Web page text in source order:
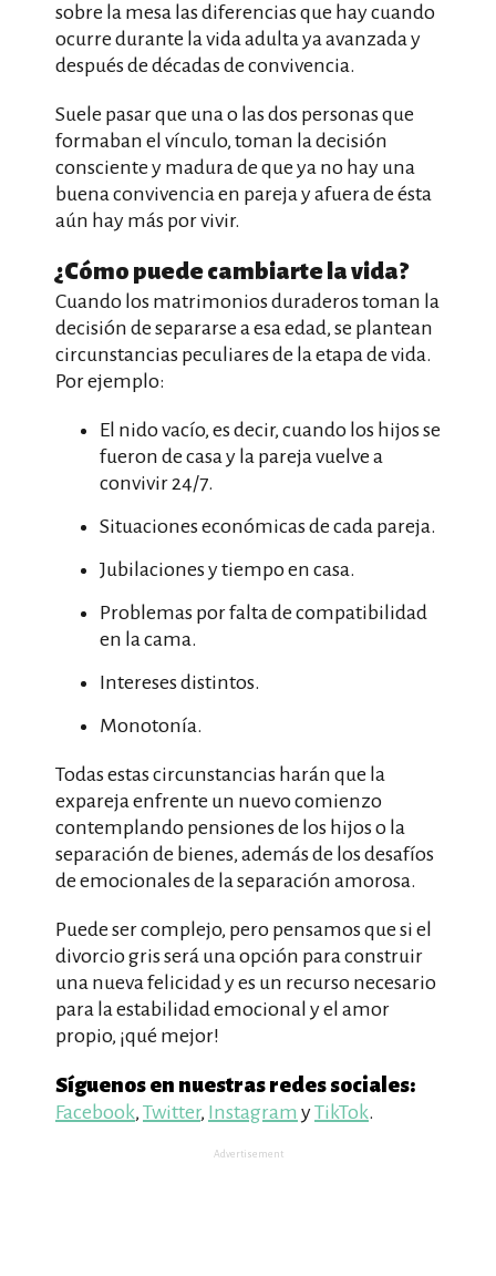
sobre la mesa las diferencias que hay cuando
ocurre durante la vida adulta ya avanzada y
después de décadas de convivencia.
Suele pasar que una o las dos personas que
formaban el vínculo, toman la decisión
consciente y madura de que ya no hay una
buena convivencia en pareja y afuera de ésta
aún hay más por vivir.
¿Cómo puede cambiarte la vida?
Cuando los matrimonios duraderos toman la
decisión de separarse a esa edad, se plantean
circunstancias peculiares de la etapa de vida.
Por ejemplo:
El nido vacío, es decir, cuando los hijos se
fueron de casa y la pareja vuelve a
convivir 24/7.
Situaciones económicas de cada pareja.
Jubilaciones y tiempo en casa.
Problemas por falta de compatibilidad
en la cama.
Intereses distintos.
Monotonía.
Todas estas circunstancias harán que la
expareja enfrente un nuevo comienzo
contemplando pensiones de los hijos o la
separación de bienes, además de los desafíos
de emocionales de la separación amorosa.
Puede ser complejo, pero pensamos que si el
divorcio gris será una opción para construir
una nueva felicidad y es un recurso necesario
para la estabilidad emocional y el amor
propio, ¡qué mejor!
Síguenos en nuestras redes sociales:
Facebook, Twitter, Instagram yTikTok.
Advertisement